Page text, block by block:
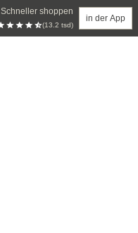
Schneller shoppen
(13.2 tsd)
in der App